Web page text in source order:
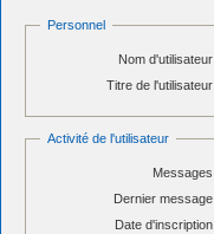
Personnel
Nom d'utilisateur
Titre de l'utilisateur
Activité de l'utilisateur
Messages
Dernier message
Date d'inscription